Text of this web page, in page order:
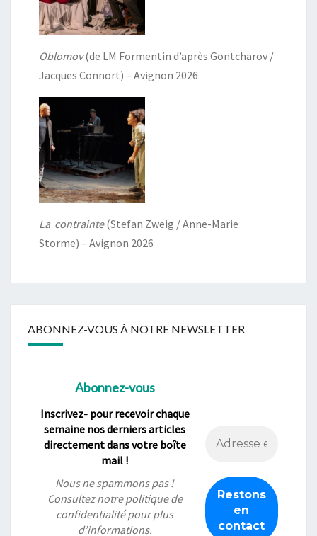
Oblomov(de LM Formentin d’après Gontcharov /
Jacques Connort) – Avignon 2026
La contrainte(Stefan Zweig / Anne-Marie
Storme) – Avignon 2026
ABONNEZ-VOUS À NOTRE NEWSLETTER
Abonnez-vous
Inscrivez- pour recevoir chaque
semaine nos derniers articles
directement dans votre boîte
mail !
Nous ne spammons pas !
Consultez notrepolitique de
confidentialitépour plus
d’informations.